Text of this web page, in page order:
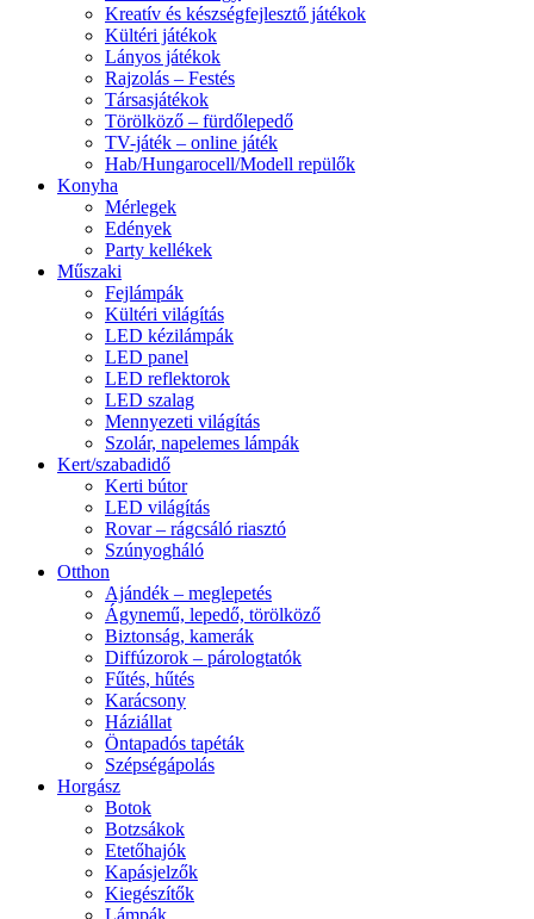
Kreatív és készségfejlesztő játékok
Kültéri játékok
Lányos játékok
Rajzolás – Festés
Társasjátékok
Törölköző – fürdőlepedő
TV-játék – online játék
Hab/Hungarocell/Modell repülők
Konyha
Mérlegek
Edények
Party kellékek
Műszaki
Fejlámpák
Kültéri világítás
LED kézilámpák
LED panel
LED reflektorok
LED szalag
Mennyezeti világítás
Szolár, napelemes lámpák
Kert/szabadidő
Kerti bútor
LED világítás
Rovar – rágcsáló riasztó
Szúnyogháló
Otthon
Ajándék – meglepetés
Ágynemű, lepedő, törölköző
Biztonság, kamerák
Diffúzorok – párologtatók
Fűtés, hűtés
Karácsony
Háziállat
Öntapadós tapéták
Szépségápolás
Horgász
Botok
Botzsákok
Etetőhajók
Kapásjelzők
Kiegészítők
Lámpák